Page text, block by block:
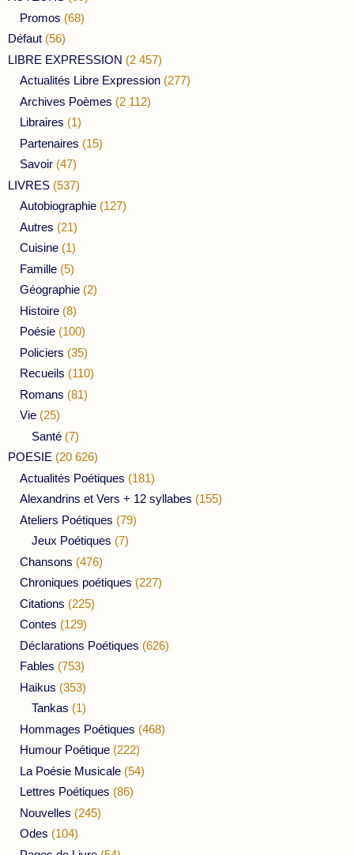
Promos (68)
Défaut (56)
LIBRE EXPRESSION (2 457)
Actualités Libre Expression (277)
Archives Poèmes (2 112)
Libraires (1)
Partenaires (15)
Savoir (47)
LIVRES (537)
Autobiographie (127)
Autres (21)
Cuisine (1)
Famille (5)
Géographie (2)
Histoire (8)
Poésie (100)
Policiers (35)
Recueils (110)
Romans (81)
Vie (25)
Santé (7)
POESIE (20 626)
Actualités Poétiques (181)
Alexandrins et Vers + 12 syllabes (155)
Ateliers Poétiques (79)
Jeux Poétiques (7)
Chansons (476)
Chroniques poétiques (227)
Citations (225)
Contes (129)
Déclarations Poétiques (626)
Fables (753)
Haikus (353)
Tankas (1)
Hommages Poétiques (468)
Humour Poétique (222)
La Poésie Musicale (54)
Lettres Poétiques (86)
Nouvelles (245)
Odes (104)